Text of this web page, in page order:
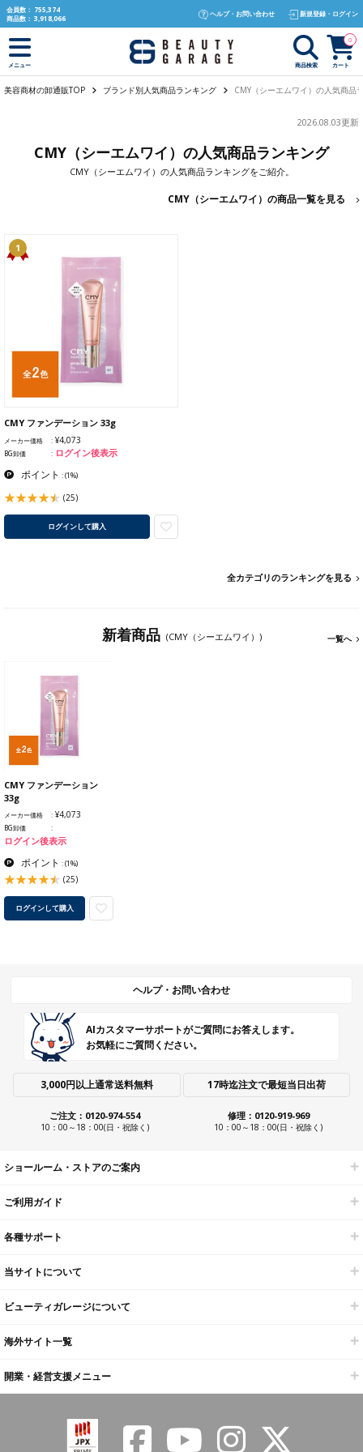
text.skipToContent
text.skipToNavigation
会員数： 755,374
商品数： 3,918,066
ヘルプ・お問い合わせ 新規登録・ログイン
メニュー 商品検索 カート
0
美容商材の卸通販TOP ブランド別人気商品ランキング CMY（シーエムワイ）の人気商品
2026.08.03更新
CMY（シーエムワイ）の人気商品ランキング
CMY（シーエムワイ）の人気商品ランキングをご紹介。
CMY（シーエムワイ）の商品一覧を見る
1
CMY ファンデーション 33g
メーカー価格 ¥4,073
BG卸価 ログイン後表示
ポイント :(1%)
(25)
ログインして購入
全カテゴリのランキングを見る
新着商品 (CMY（シーエムワイ）) 一覧へ
CMY ファンデーション
33g
メーカー価格 ¥4,073
BG卸価
ログイン後表示
ポイント :(1%)
(25)
ログインして購入
ヘルプ・お問い合わせ
AIカスタマーサポートがご質問にお答えします。
お気軽にご質問ください。
3,000円以上通常送料無料 17時迄注文で最短当日出荷
ご注文：0120-974-554
10：00～18：00(日・祝除く)
修理：0120-919-969
10：00～18：00(日・祝除く)
ショールーム・ストアのご案内
ご利用ガイド
各種サポート
当サイトについて
ビューティガレージについて
海外サイト一覧
開業・経営支援メニュー